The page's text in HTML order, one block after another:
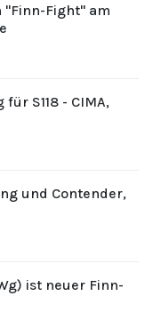
Fight" am
S118 - CIMA,
und Contender,
ist neuer Finn-